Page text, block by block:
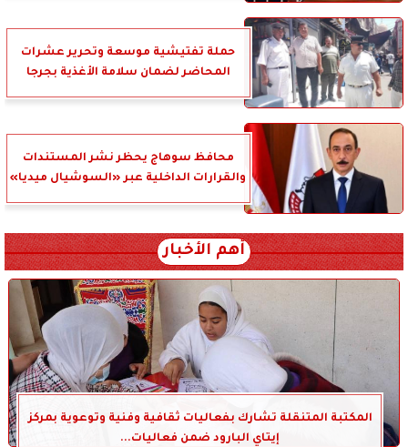
حملة تفتيشية موسعة وتحرير عشرات
المحاضر لضمان سلامة الأغذية بجرجا
محافظ سوهاج يحظر نشر المستندات
والقرارات الداخلية عبر «السوشيال ميديا»
أهم الأخبار
المكتبة المتنقلة تشارك بفعاليات ثقافية وفنية وتوعوية بمركز
إيتاي البارود ضمن فعاليات...